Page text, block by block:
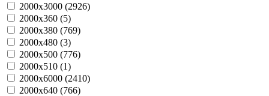
2000х3000 (2926)
2000х360 (5)
2000х380 (769)
2000х480 (3)
2000х500 (776)
2000х510 (1)
2000х6000 (2410)
2000х640 (766)